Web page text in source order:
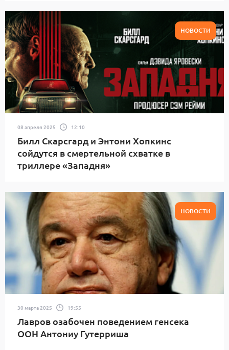
НОВОСТИ
08 апреля 2025 12:10
Билл Скарсгард и Энтони Хопкинс
сойдутся в смертельной схватке в
триллере «Западня»
НОВОСТИ
30 марта 2025 19:55
Лавров озабочен поведением генсека
ООН Антониу Гутерриша